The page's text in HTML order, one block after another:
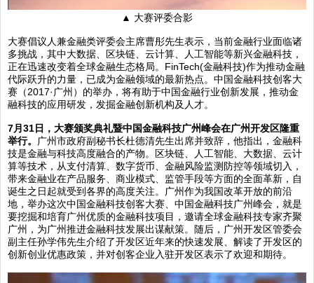
▲ 大赛评委合影
大赛倡议人兼金融类评委会主席曹彤先生表示，当前金融行业面临诸
多挑战，其中大数据、区块链、云计算、人工智能等新兴金融科技，
正在迅速改变着全球金融生态格局。FinTech(金融科技)作为推动金融
代际跃升的力量，已成为金融领域的最新热点。中国金融科技创客大
赛（2017·广州）的举办，将有助于中国金融行业创新发展，推动金
融科技的应用研发，发掘金融创新机构及人才。
7月 31日，大赛颁奖典礼暨中国金融科技广州峰会在广州开发区隆重
举行。
广州市政府副秘书长杜德清先生出席并致辞，他指出，金融科
技是金融与科技高度融合的产物。区块链、人工智能、大数据、云计
算等技术，从支付清算、数字货币、金融风险监测防控等领域切入，
带来金融业在产品服务、商业模式、监管手段等方面的全面革新，自
诞生之日起就受到各界的高度关注。广州作为我国改革开放的前沿
地，举办这次中国金融科技创客大赛、中国金融科技广州峰会，就是
要挖掘和培育广州优质的金融科技项目，邀请全球金融科技专家齐聚
广州，为广州推进金融科技发展出谋献策。随后，广州开发区管委会
副主任孙学伟先生介绍了开发区近年来的快速发展、解读了开发区的
创新创业优惠政策，并对创客企业入驻开发区表示了欢迎和期待。